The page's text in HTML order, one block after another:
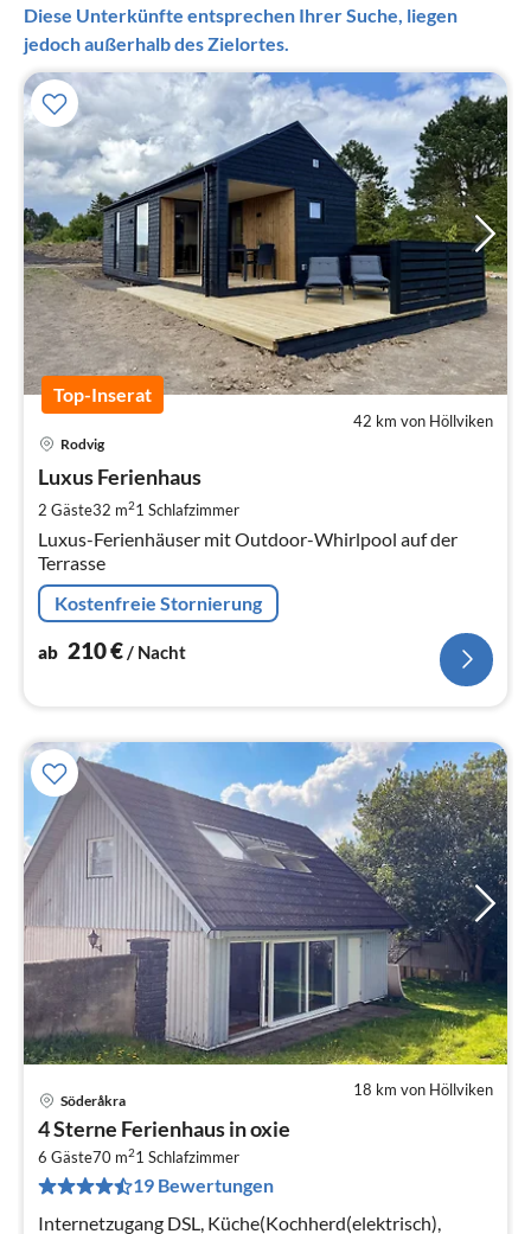
Diese Unterkünfte entsprechen Ihrer Suche, liegen
jedoch außerhalb des Zielortes.
Top-Inserat
42 km von Höllviken
Rodvig
Luxus Ferienhaus
2 Gäste32 m21 Schlafzimmer
Luxus-Ferienhäuser mit Outdoor-Whirlpool auf der
Terrasse
Kostenfreie Stornierung
ab 210€/ Nacht
18 km von Höllviken
Söderåkra
4 Sterne Ferienhaus in oxie
6 Gäste70 m21 Schlafzimmer
19 Bewertungen
Internetzugang DSL, Küche(Kochherd(elektrisch),